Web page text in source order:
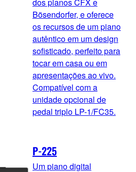
Bösendorfer, e oferece
os recursos de um piano
autêntico em um design
sofisticado, perfeito para
tocar em casa ou em
apresentações ao vivo.
Compatível com a
unidade opcional de
pedal triplo LP-1/FC35.
P-225
Um piano digital